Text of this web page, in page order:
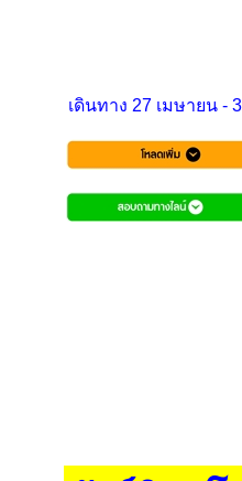
เดินทาง 27 เมษายน -